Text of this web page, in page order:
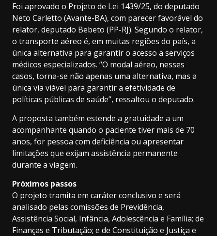
Foi aprovado o Projeto de Lei 1439/25, do deputado
Neto Carletto (Avante-BA), com parecer favorável do
relator, deputado Bebeto (PP-RJ). Segundo o relator,
o transporte aéreo é, em muitas regiões do país, a
única alternativa para garantir o acesso a serviços
médicos especializados. “O modal aéreo, nesses
casos, torna-se não apenas uma alternativa, mas a
única via viável para garantir a efetividade de
políticas públicas de saúde”, ressaltou o deputado.
A proposta também estende a gratuidade a um
acompanhante quando o paciente tiver mais de 70
anos, for pessoa com deficiência ou apresentar
limitações que exijam assistência permanente
durante a viagem.
Próximos passos
O projeto tramita em caráter conclusivo e será
analisado pelas comissões de Previdência,
Assistência Social, Infância, Adolescência e Família; de
Finanças e Tributação; e de Constituição e Justiça e